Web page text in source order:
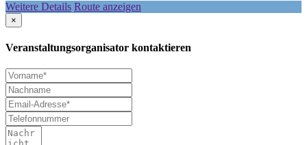
Weitere Details Route anzeigen
×
Veranstaltungsorganisator kontaktieren